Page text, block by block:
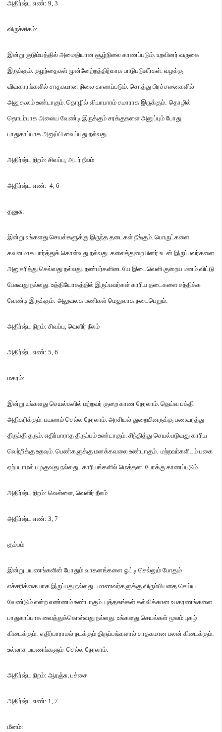
அதிர்ஷ்ட எண்: 9, 3
விருச்சிகம்:
இன்று குடும்பத்தில் அமைதியான சூழ்நிலை காணப்படும். உறவினர் வருகை
இருக்கும். குழந்தைகள் முன்னேற்றத்திற்காக பாடுபடுவீர்கள். வழக்கு
விவகாரங்களில் சாதகமான நிலை காணப்படும். சொத்து பிரச்சனைகளில்
அனுகூலம் உண்டாகும். தொழில் வியாபாரம் சுமாராக இருக்கும். தொழில்
தொடர்பாக அலைய வேண்டி இருக்கும் சரக்குகளை அனுப்பும் போது
பாதுகாப்பாக அனுப்பி வைப்பது நல்லது.
அதிர்ஷ்ட நிறம்: சிவப்பு, அடர் நீலம்
அதிர்ஷ்ட எண்: 4, 6
தனுசு:
இன்று உங்களது செயல்களுக்கு இருந்த தடைகள் நீங்கும். பொருட்களை
கவனமாக பார்த்துக் கொள்வது நல்லது. கலைத்துறையினர் உடன் இருப்பவர்களை
அனுசரித்து செல்வது நல்லது. நண்பர்களிடையே இடைவெளி குறைய மனம் விட்டு
பேசுவது நல்லது. உத்தியோகத்தில் இருப்பவர்கள் காரிய தடைகளை சந்திக்க
வேண்டி இருக்கும். அலுவலக பணிகள் மெதுவாக நடைபெறும்.
அதிர்ஷ்ட நிறம்: சிவப்பு, வெளிர் நீலம்
அதிர்ஷ்ட எண்: 5, 6
மகரம்:
இன்று உங்களது செயல்களில் மற்றவர் குறை காண நேரலாம். தெய்வ பக்தி
அதிகரிக்கும். பயணம் செல்ல நேரலாம். அரசியல் துறையினருக்கு பணவரத்து
திருப்தி தரும். எதிர்பாராத திருப்பம் உண்டாகும். சிந்தித்து செயல்படுவது காரிய
வெற்றிக்கு உதவும். பெண்களுக்கு மனக்கவலை உண்டாகும். மற்றவர்களிடம் பகை
ஏற்படாமல் பழகுவது நல்லது. காரியங்களில் மெத்தன போக்கு காணப்படும்.
அதிர்ஷ்ட நிறம்: வெள்ளை, வெளிர் நீலம்
அதிர்ஷ்ட எண்: 3, 7
கும்பம்
இன்று பயணங்களின் போதும் வாகனங்களை ஓட்டி செல்லும் போதும்
எச்சரிக்கையாக இருப்பது நல்லது. மாணவர்களுக்கு விரும்பியதை செய்ய
வேண்டும் என்ற எண்ணம் உண்டாகும். புத்தகங்கள் கல்விக்கான உபகரணங்களை
பாதுகாப்பாக வைத்துக்கொள்வது நல்லது. உங்களது செயல்கள் மூலம் புகழ்
கிடைக்கும். எதிர்பாராமல் நடக்கும் திருப்பங்களால் சாதகமான பலன் கிடைக்கும்.
உல்லாச பயணங்களும் செல்ல நேரலாம்.
அதிர்ஷ்ட நிறம்: ஆரஞ்சு, பச்சை
அதிர்ஷ்ட எண்: 1, 7
மீனம்: